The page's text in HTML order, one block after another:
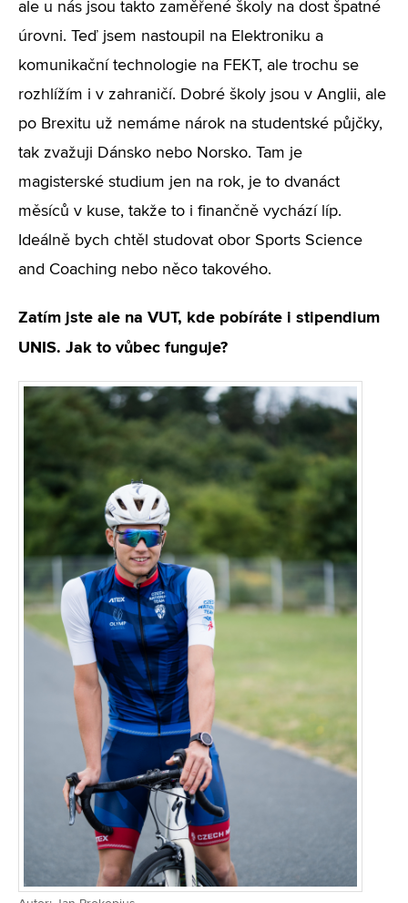
ale u nás jsou takto zaměřené školy na dost špatné
úrovni. Teď jsem nastoupil na Elektroniku a
komunikační technologie na FEKT, ale trochu se
rozhlížím i v zahraničí. Dobré školy jsou v Anglii, ale
po Brexitu už nemáme nárok na studentské půjčky,
tak zvažuji Dánsko nebo Norsko. Tam je
magisterské studium jen na rok, je to dvanáct
měsíců v kuse, takže to i finančně vychází líp.
Ideálně bych chtěl studovat obor Sports Science
and Coaching nebo něco takového.
Zatím jste ale na VUT, kde pobíráte i stipendium
UNIS. Jak to vůbec funguje?